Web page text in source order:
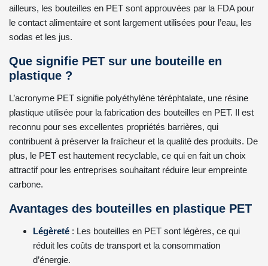
ailleurs, les bouteilles en PET sont approuvées par la FDA pour
le contact alimentaire et sont largement utilisées pour l’eau, les
sodas et les jus.
Que signifie PET sur une bouteille en
plastique ?
L’acronyme PET signifie polyéthylène téréphtalate, une résine
plastique utilisée pour la fabrication des bouteilles en PET. Il est
reconnu pour ses excellentes propriétés barrières, qui
contribuent à préserver la fraîcheur et la qualité des produits. De
plus, le PET est hautement recyclable, ce qui en fait un choix
attractif pour les entreprises souhaitant réduire leur empreinte
carbone.
Avantages des bouteilles en plastique PET
Légèreté : Les bouteilles en PET sont légères, ce qui
réduit les coûts de transport et la consommation
d’énergie.